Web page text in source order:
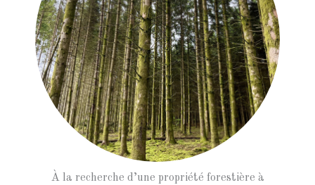
À la recherche d’une propriété forestière à